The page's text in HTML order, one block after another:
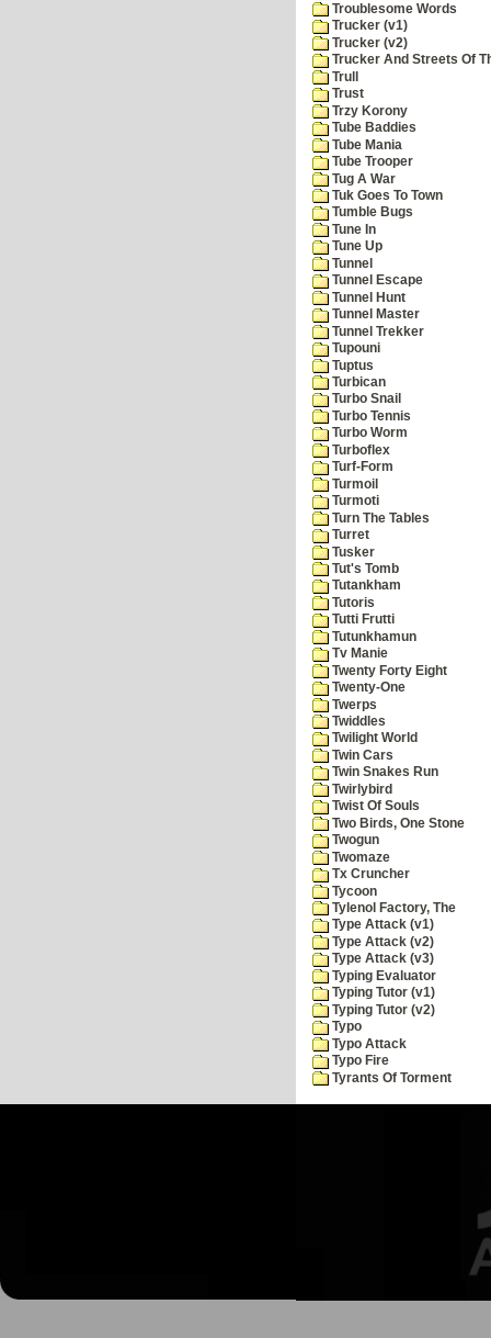
Troublesome Words
Trucker (v1)
Trucker (v2)
Trucker And Streets Of
Trull
Trust
Trzy Korony
Tube Baddies
Tube Mania
Tube Trooper
Tug A War
Tuk Goes To Town
Tumble Bugs
Tune In
Tune Up
Tunnel
Tunnel Escape
Tunnel Hunt
Tunnel Master
Tunnel Trekker
Tupouni
Tuptus
Turbican
Turbo Snail
Turbo Tennis
Turbo Worm
Turboflex
Turf-Form
Turmoil
Turmoti
Turn The Tables
Turret
Tusker
Tut's Tomb
Tutankham
Tutoris
Tutti Frutti
Tutunkhamun
Tv Manie
Twenty Forty Eight
Twenty-One
Twerps
Twiddles
Twilight World
Twin Cars
Twin Snakes Run
Twirlybird
Twist Of Souls
Two Birds, One Stone
Twogun
Twomaze
Tx Cruncher
Tycoon
Tylenol Factory, The
Type Attack (v1)
Type Attack (v2)
Type Attack (v3)
Typing Evaluator
Typing Tutor (v1)
Typing Tutor (v2)
Typo
Typo Attack
Typo Fire
Tyrants Of Torment